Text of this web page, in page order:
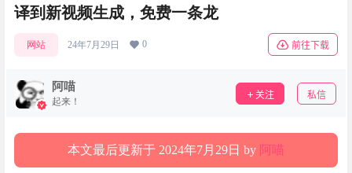
译到新视频生成，免费一条龙
网站 24年7月29日 0 前往下载
阿喵
起来！
关注 私信
本文最后更新于 2024年7月29日 by 阿喵